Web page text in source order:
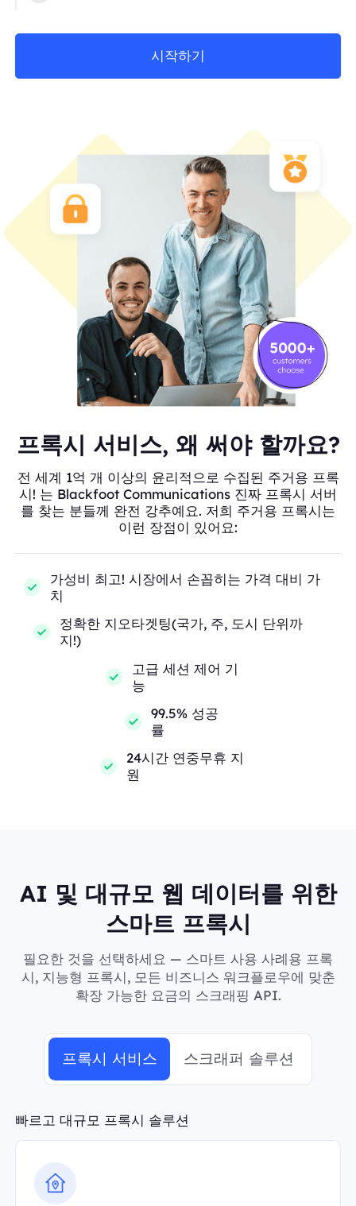
시작하기
프록시 서비스, 왜 써야 할까요?
전 세계 1억 개 이상의 윤리적으로 수집된 주거용 프록
시! 는 Blackfoot Communications 진짜 프록시 서버
를 찾는 분들께 완전 강추예요. 저희 주거용 프록시는
이런 장점이 있어요:
가성비 최고! 시장에서 손꼽히는 가격 대비 가
치
정확한 지오타겟팅(국가, 주, 도시 단위까
지!)
고급 세션 제어 기
능
99.5% 성공
률
24시간 연중무휴 지
원
AI 및 대규모 웹 데이터를 위한
스마트 프록시
필요한 것을 선택하세요 — 스마트 사용 사례용 프록
시, 지능형 프록시, 모든 비즈니스 워크플로우에 맞춘
확장 가능한 요금의 스크래핑 API.
프록시 서비스 스크래퍼 솔루션
빠르고 대규모 프록시 솔루션